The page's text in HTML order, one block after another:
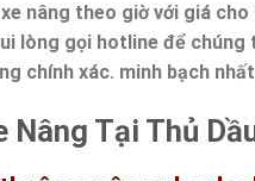
nâng theo giờ với giá
lòng gọi hotline để
chính xác. minh bạch
Nâng Tại Thủ